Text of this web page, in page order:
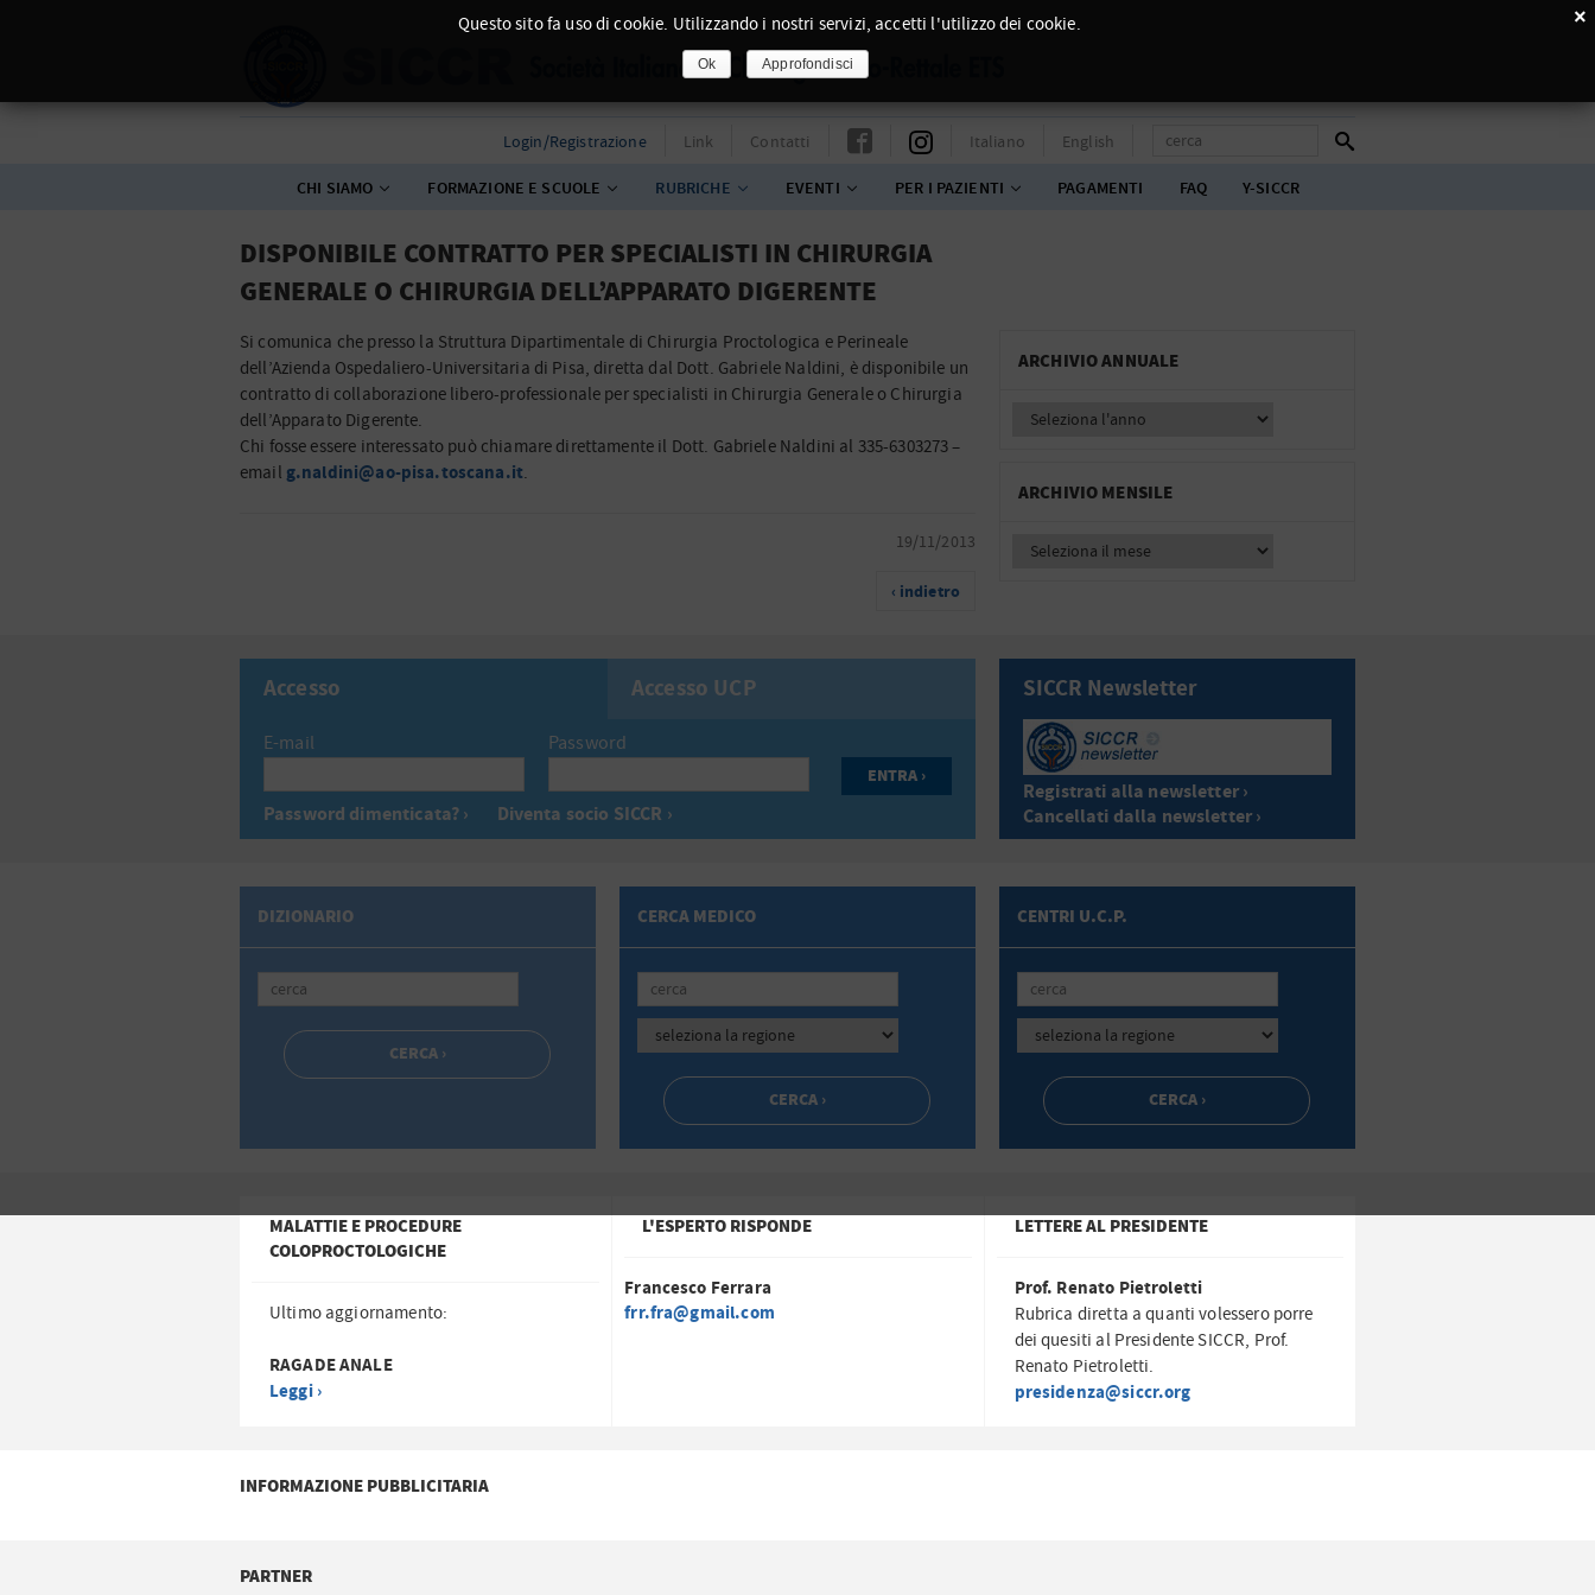
Login/Registrazione Link Contatti Italiano English
CHI SIAMO FORMAZIONE E SCUOLE RUBRICHE EVENTI PER I PAZIENTI PAGAMENTI FAQ Y-SICCR
DISPONIBILE CONTRATTO PER SPECIALISTI IN CHIRURGIA
GENERALE O CHIRURGIA DELL’APPARATO DIGERENTE
Si comunica che presso la Struttura Dipartimentale di Chirurgia Proctologica e Perineale
dell’Azienda Ospedaliero-Universitaria di Pisa, diretta dal Dott. Gabriele Naldini, è disponibile un
contratto di collaborazione libero-professionale per specialisti in Chirurgia Generale o Chirurgia
dell’Apparato Digerente.
Chi fosse essere interessato può chiamare direttamente il Dott. Gabriele Naldini al 335-6303273 –
email g.naldini@ao-pisa.toscana.it.
19/11/2013
‹ indietro
ARCHIVIO ANNUALE
ARCHIVIO MENSILE
Accesso Accesso UCP
E-mail Password
Password dimenticata? › Diventa socio SICCR ›
SICCR Newsletter
Registrati alla newsletter ›
Cancellati dalla newsletter ›
DIZIONARIO CERCA MEDICO CENTRI U.C.P.
MALATTIE E PROCEDURE
COLOPROCTOLOGICHE
Ultimo aggiornamento:
RAGADE ANALE
Leggi ›
L'ESPERTO RISPONDE
Francesco Ferrara
frr.fra@gmail.com
LETTERE AL PRESIDENTE
Prof. Renato Pietroletti
Rubrica diretta a quanti volessero porre
dei quesiti al Presidente SICCR, Prof.
Renato Pietroletti.
presidenza@siccr.org
INFORMAZIONE PUBBLICITARIA
PARTNER
×
Questo sito fa uso di cookie. Utilizzando i nostri servizi, accetti l'utilizzo dei cookie.
Ok Approfondisci